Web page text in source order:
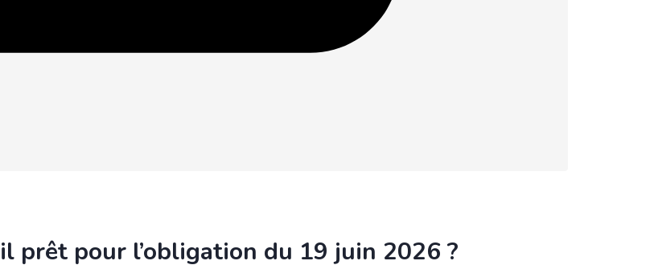
prêt pour l’obligation du 19 juin 2026 ?